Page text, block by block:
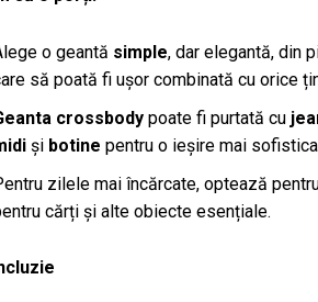
o geantă simple, dar elegantă, din
să poată fi ușor combinată cu orice
crossbody poate fi purtată cu
și botine pentru o ieșire mai
zilele mai încărcate, optează
cărți și alte obiecte esențiale.